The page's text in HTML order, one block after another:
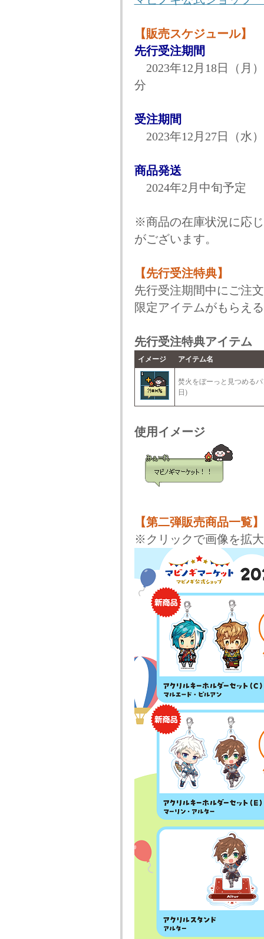
【販売スケジュール】
先行受注期間
2023年12月18日（月）
分
受注期間
2023年12月27日（水
商品発送
2024年2月中旬予定
※商品の在庫状況に応
がございます。
【先行受注特典】
先行受注期間中にご注
限定アイテムがもらえ
先行受注特典アイテム
イメージ アイテム名
焚火をぼーっと見つめる
日)
使用イメージ
【第二弾販売商品一覧】
※クリックで画像を拡